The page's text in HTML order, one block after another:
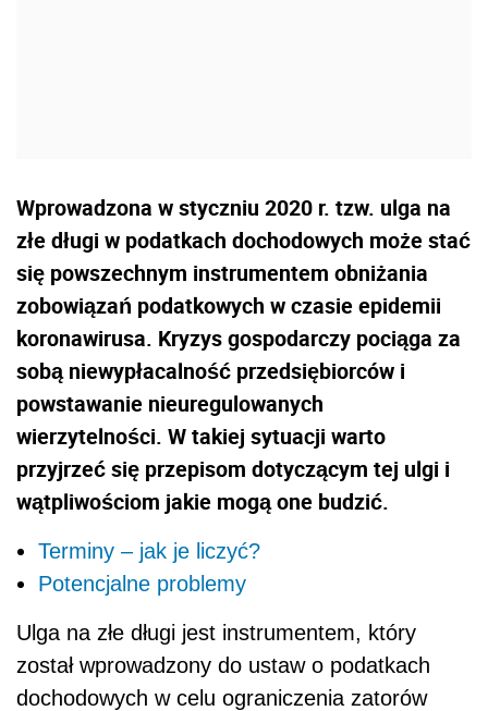
Wprowadzona w styczniu 2020 r. tzw. ulga na
złe długi w podatkach dochodowych może stać
się powszechnym instrumentem obniżania
zobowiązań podatkowych w czasie epidemii
koronawirusa. Kryzys gospodarczy pociąga za
sobą niewypłacalność przedsiębiorców i
powstawanie nieuregulowanych
wierzytelności. W takiej sytuacji warto
przyjrzeć się przepisom dotyczącym tej ulgi i
wątpliwościom jakie mogą one budzić.
Terminy – jak je liczyć?
Potencjalne problemy
Ulga na złe długi jest instrumentem, który
został wprowadzony do ustaw o podatkach
dochodowych w celu ograniczenia zatorów